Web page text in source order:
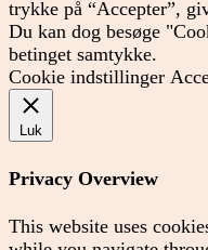
trykke på “Accepter”,
Du kan dog besøge
betinget samtykke.
Cookie indstillinger
Luk
Privacy Overview
This website uses